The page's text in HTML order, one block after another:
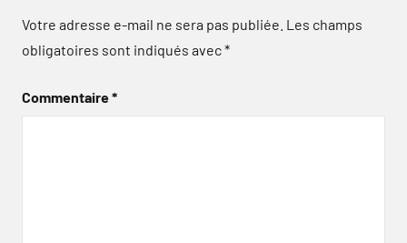
Votre adresse e-mail ne sera pas publiée. Les champs
obligatoires sont indiqués avec*
Commentaire*